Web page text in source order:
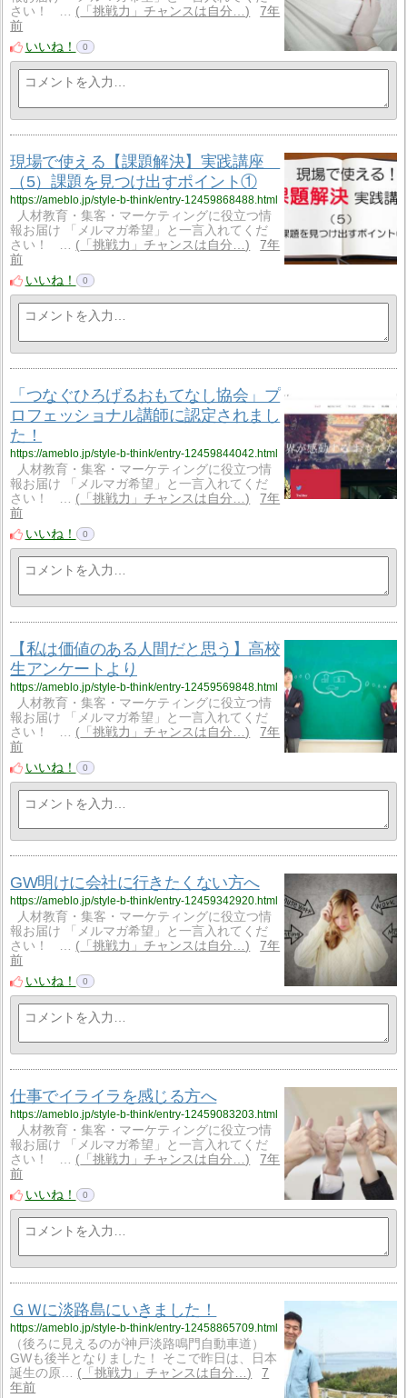
さい！ …
「挑戦力」チャンスは自分…
7年
前
いいね！
0
現場で使える【課題解決】実践講座
（5）課題を見つけ出すポイント①
https://ameblo.jp/style-b-think/entry-12459868488.html
人材教育・集客・マーケティングに役立つ情
報お届け 「メルマガ希望」と一言入れてくだ
さい！ …
「挑戦力」チャンスは自分…
7年
前
いいね！
0
「つなぐひろげるおもてなし協会」プ
ロフェッショナル講師に認定されまし
た！
https://ameblo.jp/style-b-think/entry-12459844042.html
人材教育・集客・マーケティングに役立つ情
報お届け 「メルマガ希望」と一言入れてくだ
さい！ …
「挑戦力」チャンスは自分…
7年
前
いいね！
0
【私は価値のある人間だと思う】高校
生アンケートより
https://ameblo.jp/style-b-think/entry-12459569848.html
人材教育・集客・マーケティングに役立つ情
報お届け 「メルマガ希望」と一言入れてくだ
さい！ …
「挑戦力」チャンスは自分…
7年
前
いいね！
0
GW明けに会社に行きたくない方へ
https://ameblo.jp/style-b-think/entry-12459342920.html
人材教育・集客・マーケティングに役立つ情
報お届け 「メルマガ希望」と一言入れてくだ
さい！ …
「挑戦力」チャンスは自分…
7年
前
いいね！
0
仕事でイライラを感じる方へ
https://ameblo.jp/style-b-think/entry-12459083203.html
人材教育・集客・マーケティングに役立つ情
報お届け 「メルマガ希望」と一言入れてくだ
さい！ …
「挑戦力」チャンスは自分…
7年
前
いいね！
0
ＧＷに淡路島にいきました！
https://ameblo.jp/style-b-think/entry-12458865709.html
（後ろに見えるのが神戸淡路鳴門自動車道）
GWも後半となりました！ そこで昨日は、日本
誕生の原…
「挑戦力」チャンスは自分…
7
年前